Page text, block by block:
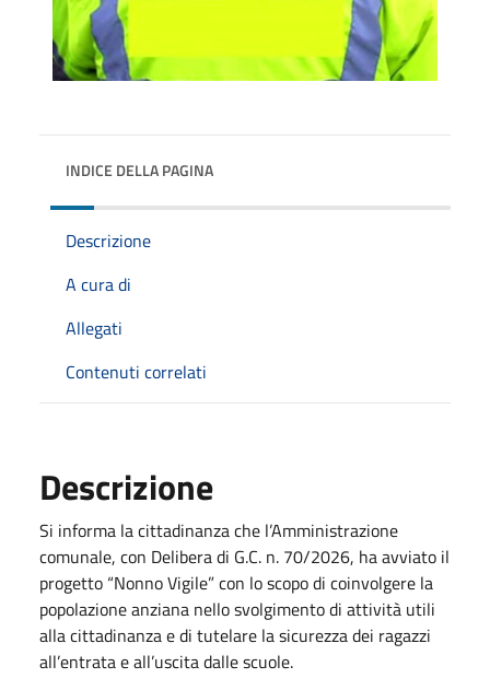
INDICE DELLA PAGINA
Descrizione
A cura di
Allegati
Contenuti correlati
Descrizione
Si informa la cittadinanza che l’Amministrazione
comunale, con Delibera di G.C. n. 70/2026, ha avviato il
progetto “Nonno Vigile” con lo scopo di coinvolgere la
popolazione anziana nello svolgimento di attività utili
alla cittadinanza e di tutelare la sicurezza dei ragazzi
all’entrata e all’uscita dalle scuole.